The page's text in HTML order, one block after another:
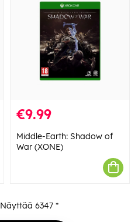
€9.99
Middle-Earth: Shadow of
War (XONE)
Näyttää 6347 *